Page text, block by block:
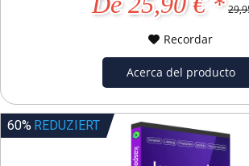
Recordar
Acerca del producto
60% REDUZIERT